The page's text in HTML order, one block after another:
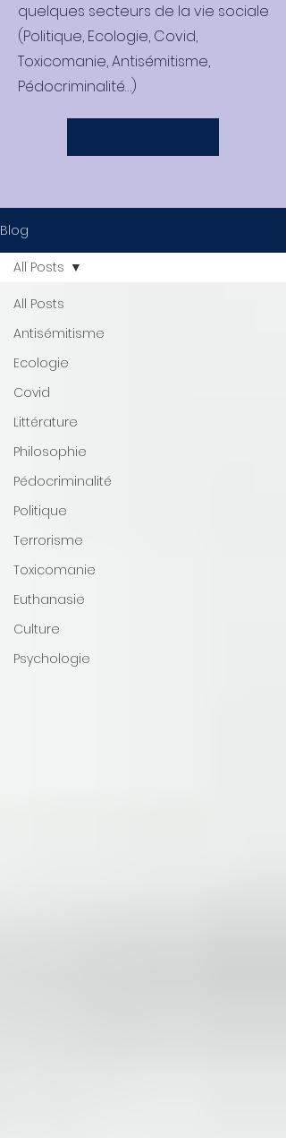
quelques secteurs de la vie sociale
(Politique, Ecologie, Covid,
Toxicomanie, Antisémitisme,
Pédocriminalité…)
Blog
All Posts
Antisémitisme
Ecologie
Covid
Littérature
Philosophie
Pédocriminalité
Politique
Terrorisme
Toxicomanie
Euthanasie
Culture
Psychologie
All Posts